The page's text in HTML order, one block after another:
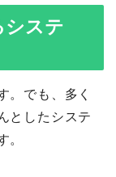
システ
。でも、多く
としたシステ
。